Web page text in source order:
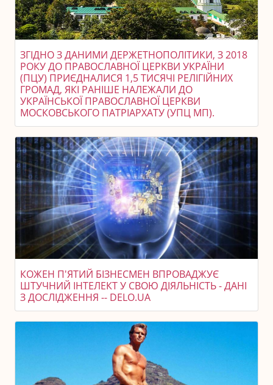
ЗГІДНО З ДАНИМИ ДЕРЖЕТНОПОЛІТИКИ, З 2018
РОКУ ДО ПРАВОСЛАВНОЇ ЦЕРКВИ УКРАЇНИ
(ПЦУ) ПРИЄДНАЛИСЯ 1,5 ТИСЯЧІ РЕЛІГІЙНИХ
ГРОМАД, ЯКІ РАНІШЕ НАЛЕЖАЛИ ДО
УКРАЇНСЬКОЇ ПРАВОСЛАВНОЇ ЦЕРКВИ
МОСКОВСЬКОГО ПАТРІАРХАТУ (УПЦ МП).
КОЖЕН П'ЯТИЙ БІЗНЕСМЕН ВПРОВАДЖУЄ
ШТУЧНИЙ ІНТЕЛЕКТ У СВОЮ ДІЯЛЬНІСТЬ - ДАНІ
З ДОСЛІДЖЕННЯ -- DELO.UA